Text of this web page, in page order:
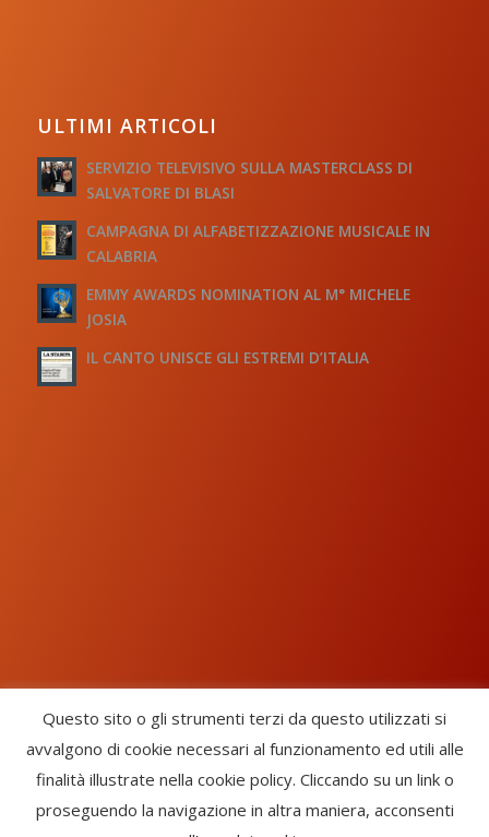
ULTIMI ARTICOLI
SERVIZIO TELEVISIVO SULLA MASTERCLASS DI
SALVATORE DI BLASI
CAMPAGNA DI ALFABETIZZAZIONE MUSICALE IN
CALABRIA
EMMY AWARDS NOMINATION AL M° MICHELE
JOSIA
IL CANTO UNISCE GLI ESTREMI D’ITALIA
Chorus Inside - International Choral Federation - APS Ente Terzo
Settore · CF: 93058420691
CHORUS INSIDE ® TRADE MARK (Marchio Registrato codice:
Questo sito o gli strumenti terzi da questo utilizzati si
avvalgono di cookie necessari al funzionamento ed utili alle
finalità illustrate nella cookie policy. Cliccando su un link o
proseguendo la navigazione in altra maniera, acconsenti